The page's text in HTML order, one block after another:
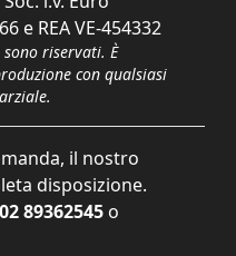
e REA VE-454332
riservati. È
con qualsiasi
il nostro
disposizione.
02 89362545 o